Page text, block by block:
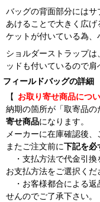
バッグの背面部分には
あけることで大きく広
ケットが付いている為、
ショルダーストラップ
ッドも付いているので肩
フィールドバッグの詳細
【 お取り寄せ商品につ
納期の箇所が「取寄品
寄せ商品になります。
メーカーに在庫確認後、
またご注文前に下記を必
・支払方法で代金引換
お支払方法をご選択くだ
・お客様都合による返
せんのでご了承下さい。